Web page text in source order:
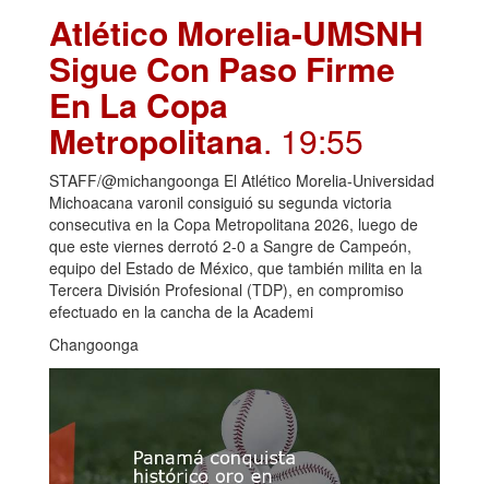
Atlético Morelia-UMSNH
Sigue Con Paso Firme
En La Copa
Metropolitana. 19:55
STAFF/@michangoonga El Atlético Morelia-Universidad
Michoacana varonil consiguió su segunda victoria
consecutiva en la Copa Metropolitana 2026, luego de
que este viernes derrotó 2-0 a Sangre de Campeón,
equipo del Estado de México, que también milita en la
Tercera División Profesional (TDP), en compromiso
efectuado en la cancha de la Academi
Changoonga